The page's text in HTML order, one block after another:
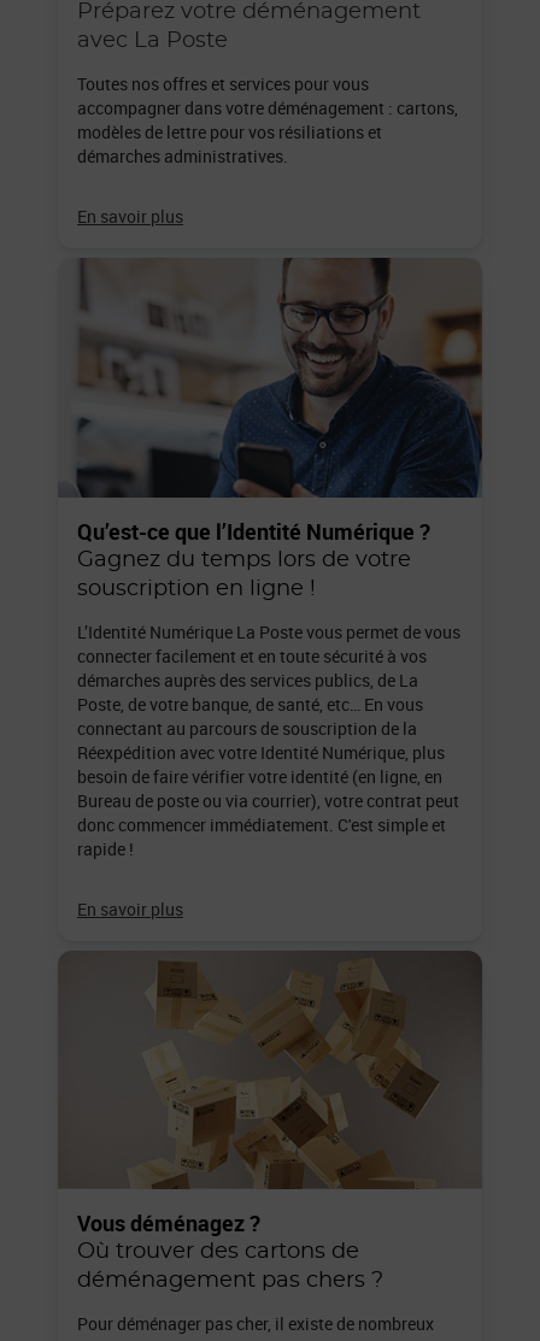
Préparez votre déménagement
avec La Poste
Toutes nos offres et services pour vous
accompagner dans votre déménagement : cartons,
modèles de lettre pour vos résiliations et
démarches administratives.
En savoir plus
Qu’est-ce que l’Identité Numérique ?
Gagnez du temps lors de votre
souscription en ligne !
L’Identité Numérique La Poste vous permet de vous
connecter facilement et en toute sécurité à vos
démarches auprès des services publics, de La
Poste, de votre banque, de santé, etc… En vous
connectant au parcours de souscription de la
Réexpédition avec votre Identité Numérique, plus
besoin de faire vérifier votre identité (en ligne, en
Bureau de poste ou via courrier), votre contrat peut
donc commencer immédiatement. C'est simple et
rapide !
En savoir plus
Vous déménagez ?
Où trouver des cartons de
déménagement pas chers ?
Pour déménager pas cher, il existe de nombreux